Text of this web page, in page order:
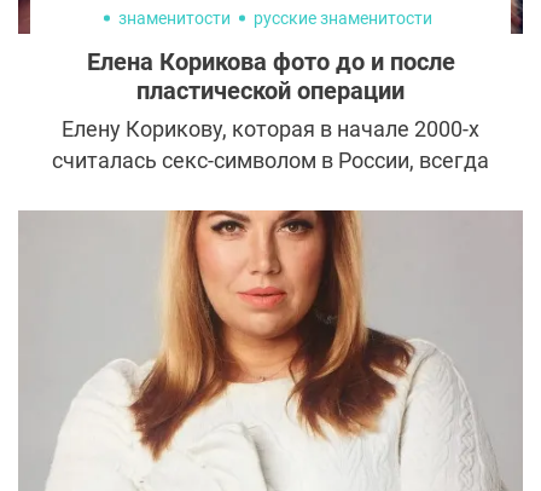
знаменитости русские знаменитости
Елена Корикова фото до и после
пластической операции
Елену Корикову, которая в начале 2000-х
считалась секс-символом в России, всегда
Актриса же в свою очередь эти нападки
опровергала и подчеркивала, что признает
только естественную красоту.